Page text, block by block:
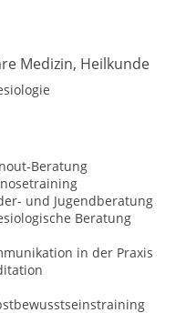
Medizin, Heilkunde
Beratung
und Jugendberatung
Beratung
in der Praxis